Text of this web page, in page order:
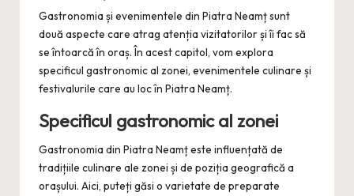
Gastronomia și evenimentele din Piatra Neamț sunt
două aspecte care atrag atenția vizitatorilor și îi fac să
se întoarcă în oraș. În acest capitol, vom explora
specificul gastronomic al zonei, evenimentele culinare și
festivalurile care au loc în Piatra Neamț.
Specificul gastronomic al zonei
Gastronomia din Piatra Neamț este influențată de
tradițiile culinare ale zonei și de poziția geografică a
orașului. Aici, puteți găsi o varietate de preparate